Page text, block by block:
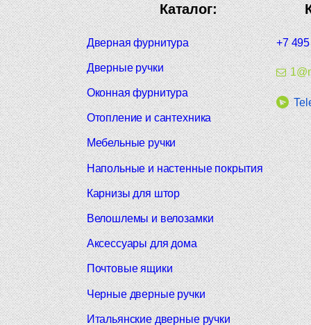
+7
Каталог:
Дверная фурнитура
Дверные ручки
Оконная фурнитура
Отопление и сантехника
Мебельные ручки
Напольные и настенные покрытия
Карнизы для штор
Велошлемы и велозамки
Аксессуары для дома
Почтовые ящики
Черные дверные ручки
Итальянские дверные ручки